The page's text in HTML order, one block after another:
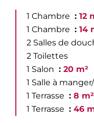
1 Chambre
12
1 Chambre
14
2 Salles de
2 Toilettes
1 Salon
20 m²
1 Salle à
1 Terrasse
8 m²
1 Terrasse
46